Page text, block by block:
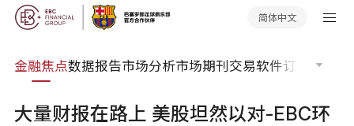
简体中文
金融焦点数据报告市场分析市场期刊交易软件订单流
大量财报在路上 美股坦然以对-EBC环